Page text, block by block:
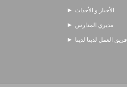
الأخبار و الأحداث
مديري المدارس
فريق العمل لدينا لدينا